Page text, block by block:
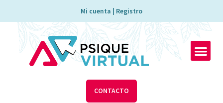
contenido
Mi cuenta | Registro
CONTACTO